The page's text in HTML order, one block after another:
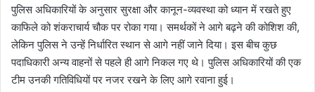
पुलिस अधिकारियों के अनुसार सुरक्षा और कानून-व्यवस्था को ध्यान में रखते हुए
काफिले को शंकराचार्य चौक पर रोका गया। समर्थकों ने आगे बढ़ने की कोशिश की,
लेकिन पुलिस ने उन्हें निर्धारित स्थान से आगे नहीं जाने दिया। इस बीच कुछ
पदाधिकारी अन्य वाहनों से पहले ही आगे निकल गए थे। पुलिस अधिकारियों की एक
टीम उनकी गतिविधियों पर नजर रखने के लिए आगे रवाना हुई।